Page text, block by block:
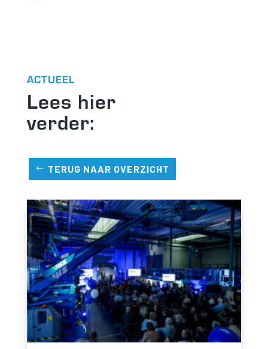
ACTUEEL
Lees hier
verder:
TERUG NAAR OVERZICHT